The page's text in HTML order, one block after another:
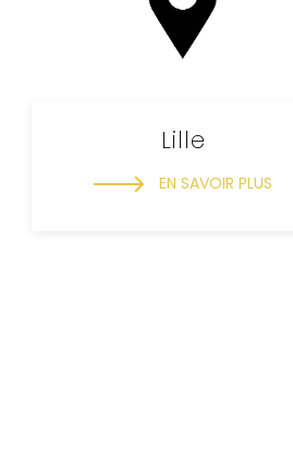
Lille
EN SAVOIR PLUS